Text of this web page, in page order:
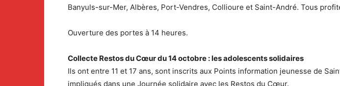
Banyuls-sur-Mer, Albères, Port-Vendres, Collioure et Saint-André. Tous
Ouverture des portes à 14 heures.
Collecte Restos du Cœur du 14 octobre : les adolescents solidaires
Ils ont entre 11 et 17 ans, sont inscrits aux Points information jeunesse de
impliqués dans une Journée solidaire avec les Restos du Cœur.